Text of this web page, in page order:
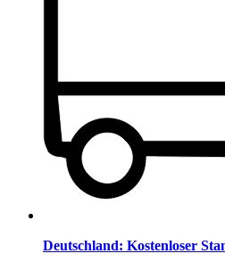
Deutschland: Kostenloser